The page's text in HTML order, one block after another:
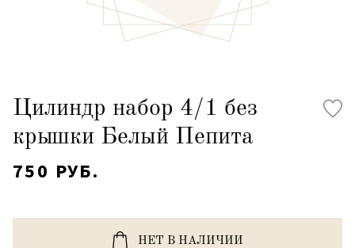
Цилиндр набор 4/1 без
крышки Белый Пепита
750 РУБ.
НЕТ В НАЛИЧИИ